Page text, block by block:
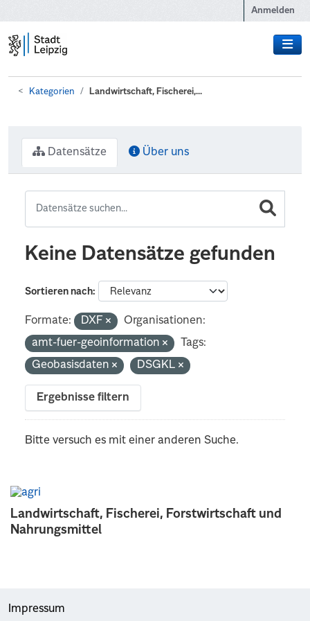
Anmelden
Kategorien Landwirtschaft, Fischerei,...
Landwirtschaft, Fischerei, Forstwirtschaft und
Nahrungsmittel
Datensätze Über uns
Keine Datensätze gefunden
Sortieren nach
Formate: DXF
Organisationen:
amt-fuer-geoinformation
Tags:
Geobasisdaten
DSGKL
Ergebnisse filtern
Bitte versuch es mit einer anderen Suche.
Impressum